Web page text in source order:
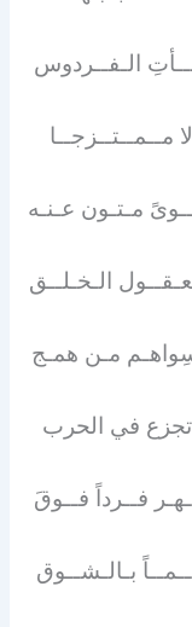
تـــأتِ الـفــردوس
مـتـون عـنـه
الـخـلــق
وسِواهـم مـن همـج
= تجزع في الحرب
فــرداً فــوقَ
بـالـشــوق